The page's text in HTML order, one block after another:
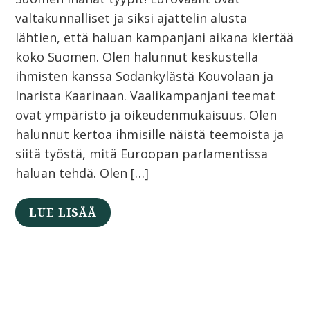
valtakunnalliset ja siksi ajattelin alusta
lähtien, että haluan kampanjani aikana kiertää
koko Suomen. Olen halunnut keskustella
ihmisten kanssa Sodankylästä Kouvolaan ja
Inarista Kaarinaan. Vaalikampanjani teemat
ovat ympäristö ja oikeudenmukaisuus. Olen
halunnut kertoa ihmisille näistä teemoista ja
siitä työstä, mitä Euroopan parlamentissa
haluan tehdä. Olen […]
LUE LISÄÄ